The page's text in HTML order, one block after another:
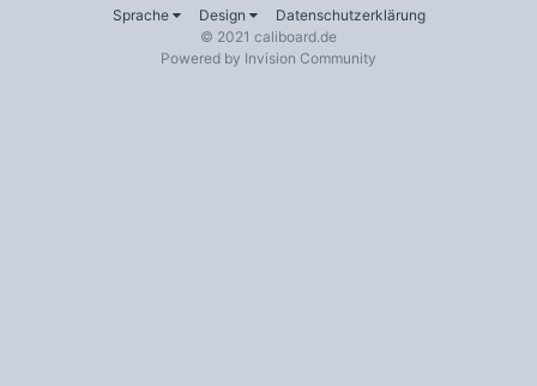
Sprache Design
Datenschutzerklärung
© 2021 caliboard.de
Powered by Invision Community